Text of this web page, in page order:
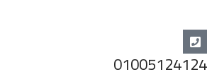
01005124124